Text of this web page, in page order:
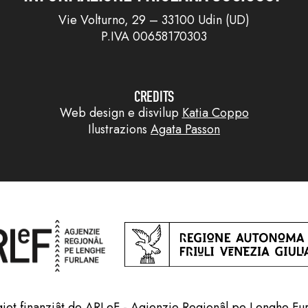
Vie Volturno, 29 – 33100 Udin (UD)
P.IVA 00658170303
CREDITS
Web design e disvilup Katia Coppo
Ilustrazions Agata Passon